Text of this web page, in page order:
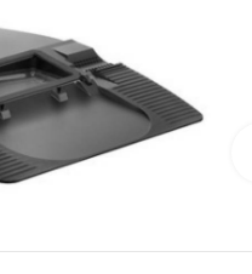
بزرگنمایی تصویر